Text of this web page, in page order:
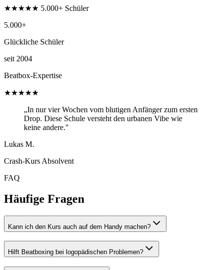
★★★★★ 5.000+ Schüler
5.000+
Glückliche Schüler
seit 2004
Beatbox-Expertise
★★★★★
„In nur vier Wochen vom blutigen Anfänger zum ersten
Drop. Diese Schule versteht den urbanen Vibe wie
keine andere."
Lukas M.
Crash-Kurs Absolvent
FAQ
Häufige Fragen
Kann ich den Kurs auch auf dem Handy machen?
Hilft Beatboxing bei logopädischen Problemen?